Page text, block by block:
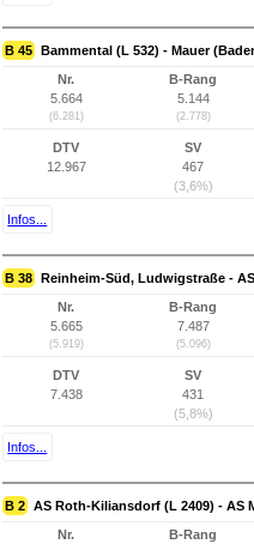
B 45 Bammental (L 532) - Mauer
Nr.
5.664
(6.281)
B-Rang
5.144
(2.778)
DTV
12.967
SV
467
(3,6%)
Infos...
B 38 Reinheim-Süd, Ludwigstraße -
Nr.
5.665
(5.919)
B-Rang
7.487
(5.096)
DTV
7.438
SV
431
(5,8%)
Infos...
B 2 AS Roth-Kiliansdorf (L 2409) - AS
Nr.
B-Rang